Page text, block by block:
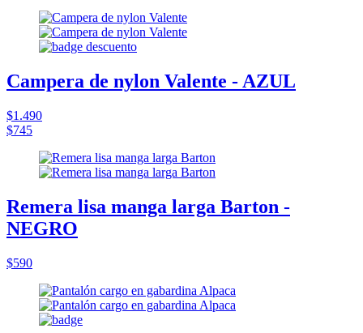
Campera de nylon Valente - AZUL
$1.490
$745
Remera lisa manga larga Barton -
NEGRO
$590